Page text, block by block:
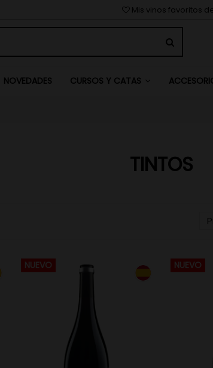
Mis vinos favoritos
NOVEDADES CURSOS Y CATAS
TINTOS
NUEVO NUEVO